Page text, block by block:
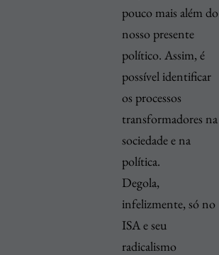
pouco mais além do
nosso presente
político. Assim, é
possível identificar
os processos
transformadores na
sociedade e na
política.
Degola,
infelizmente, só no
ISA e seu
radicalismo